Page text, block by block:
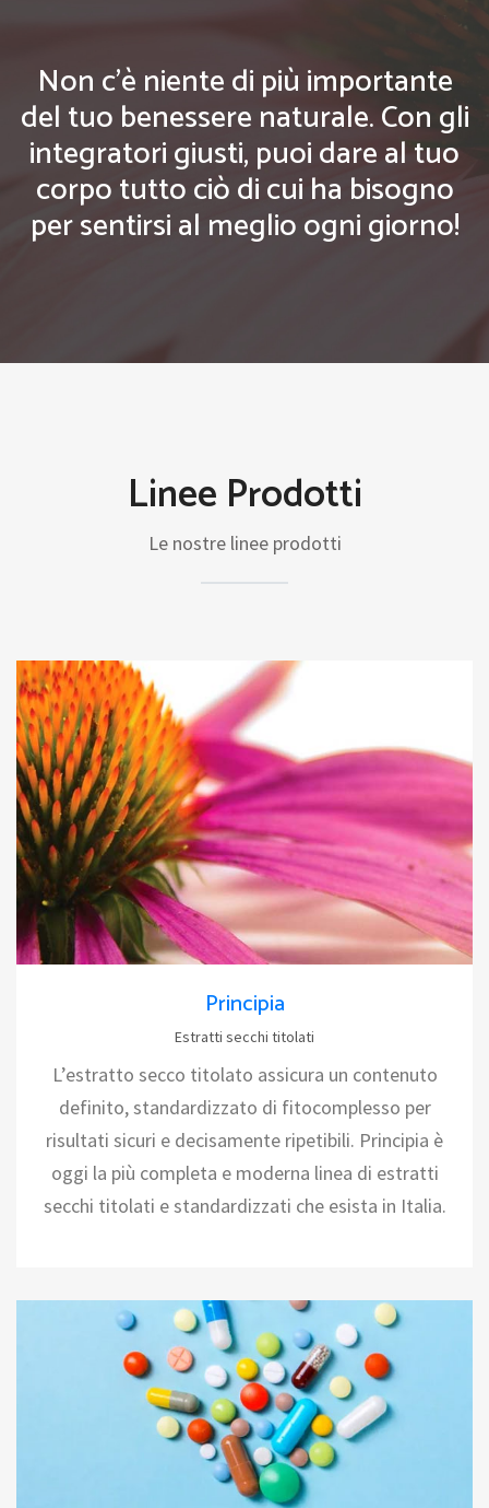
Non c'è niente di più importante
del tuo benessere naturale. Con gli
integratori giusti, puoi dare al tuo
corpo tutto ciò di cui ha bisogno
per sentirsi al meglio ogni giorno!
Linee Prodotti
Le nostre linee prodotti
Principia
Estratti secchi titolati
L’estratto secco titolato assicura un contenuto
definito, standardizzato di fitocomplesso per
risultati sicuri e decisamente ripetibili. Principia è
oggi la più completa e moderna linea di estratti
secchi titolati e standardizzati che esista in Italia.